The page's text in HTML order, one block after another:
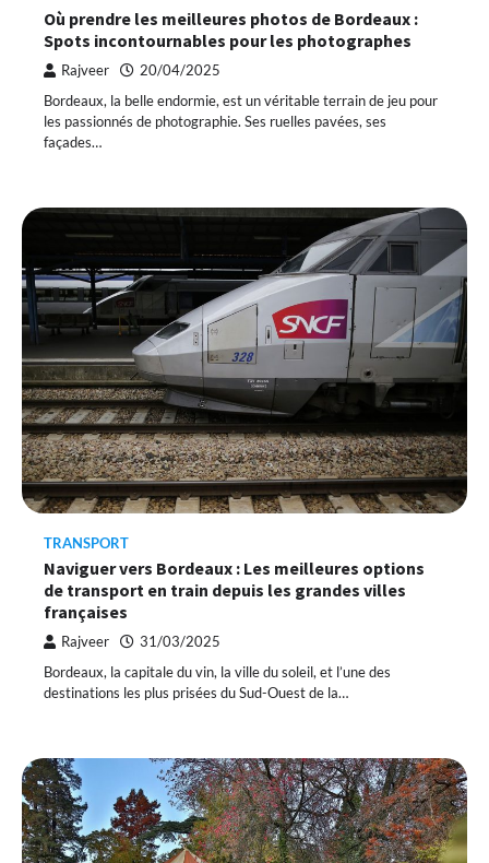
Où prendre les meilleures photos de Bordeaux :
Spots incontournables pour les photographes
Rajveer 20/04/2025
Bordeaux, la belle endormie, est un véritable terrain de jeu pour
les passionnés de photographie. Ses ruelles pavées, ses
façades…
TRANSPORT
Naviguer vers Bordeaux : Les meilleures options
de transport en train depuis les grandes villes
françaises
Rajveer 31/03/2025
Bordeaux, la capitale du vin, la ville du soleil, et l’une des
destinations les plus prisées du Sud-Ouest de la…